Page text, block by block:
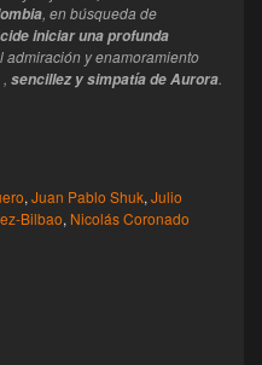
, en búsqueda de
iniciar una profunda
admiración y enamoramiento
sencillez y simpatía de Aurora.
, Juan Pablo Shuk, Julio
Bilbao, Nicolás Coronado